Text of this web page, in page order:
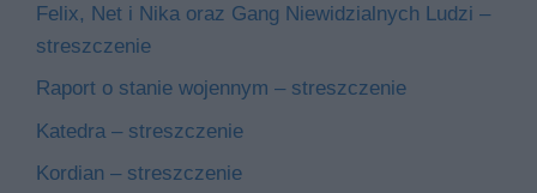
Felix, Net i Nika oraz Gang Niewidzialnych Ludzi –
streszczenie
Raport o stanie wojennym – streszczenie
Katedra – streszczenie
Kordian – streszczenie